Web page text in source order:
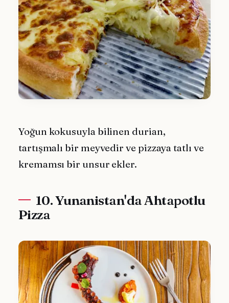
Yoğun kokusuyla bilinen durian,
tartışmalı bir meyvedir ve pizzaya tatlı ve
kremamsı bir unsur ekler.
10. Yunanistan'da Ahtapotlu
Pizza